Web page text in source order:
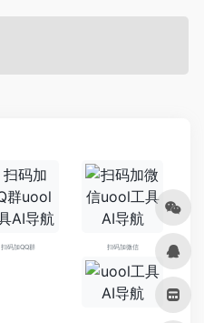
扫码加QQ群 扫码加微信